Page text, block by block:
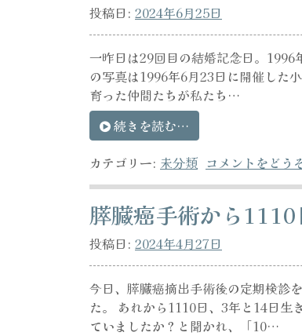
投稿日: 2024年6月25日
一昨日は29回目の結婚記念日。
の写真は1996年6月23日に開催した
育った仲間たちが私たち…
続きを読む…
カテゴリー: 未分類 コメントをどう
膵臓癌手術から
投稿日: 2024年4月27日
今日、膵臓癌摘出手術後の定期検診
た。 あれから1110日、3年と14日生
ていましたか？と聞かれ、「10…